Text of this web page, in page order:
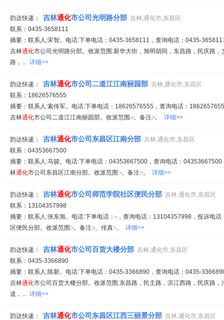
韵达快递： 吉林通化市公司光明路分部 吉林,通化市,东昌区
联系：0435-3658111
摘要：联系人:宋智。电话:下单电话：0435-3658111，查询电话：0435-
吉林通化市公司光明路分部。收派范围:新华大街，旭明胡同，东昌路，民庆路
路，... 详细>>
韵达快递： 吉林通化市公司二道江江南丽园部 吉林,通化市,东昌区
联系：18626576555
摘要：联系人:索传军。电话:下单电话：18626576555，查询电话：
吉林通化市公司二道江江南丽园部。收派范围:-。备注:-。 详细>>
韵达快递： 吉林通化市公司东昌区江南分部 吉林,通化市,东昌区
联系：04353667500
摘要：联系人:马骏。电话:下单电话：04353667500，查询电话：
林通化市公司东昌区江南分部。收派范围:-。备注:-。 详细>>
韵达快递： 吉林通化市公司师范学院社区便民分部 吉林,通化市,东昌区
联系：13104357998
摘要：联系人:张东旭。电话:下单电话：-，查询电话：13104357998，投诉电话
区便民分部。收派范围:-。备注:-。传真:-。 详细>>
韵达快递： 吉林通化市公司百货大楼分部 吉林,通化市,东昌区
联系：0435-3366890
摘要：联系人:陈新。电话:下单电话：0435-3366890，查询电话：0435-
吉林通化市公司百货大楼分部。收派范围:东昌路，民主路，滨江西路，民庆路
道，... 详细>>
韵达快递： 吉林通化市公司东昌区江西三丽景分部 吉林,通化市,东昌区